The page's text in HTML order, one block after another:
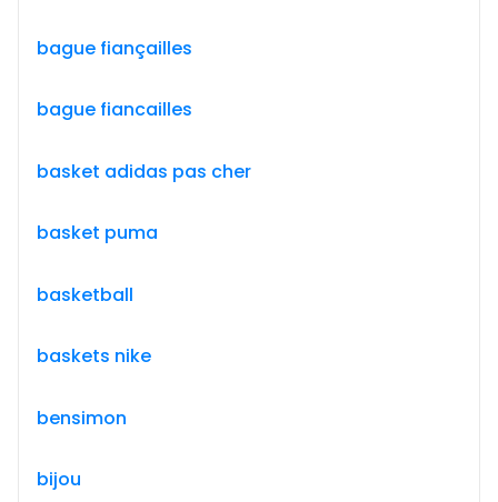
bague fiançailles
bague fiancailles
basket adidas pas cher
basket puma
basketball
baskets nike
bensimon
bijou